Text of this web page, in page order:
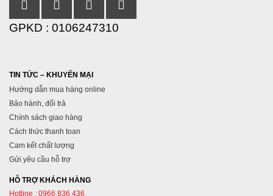
GPKD : 0106247310
TIN TỨC – KHUYẾN MẠI
Hướng dẫn mua hàng online
Bảo hành, đổi trả
Chính sách giao hàng
Cách thức thanh toan
Cam kết chất lượng
Gửi yêu cầu hỗ trợ
HỖ TRỢ KHÁCH HÀNG
Hotline : 0966 836 436